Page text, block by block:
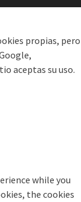
propias, pero
aceptas su uso.
while you
the cookies